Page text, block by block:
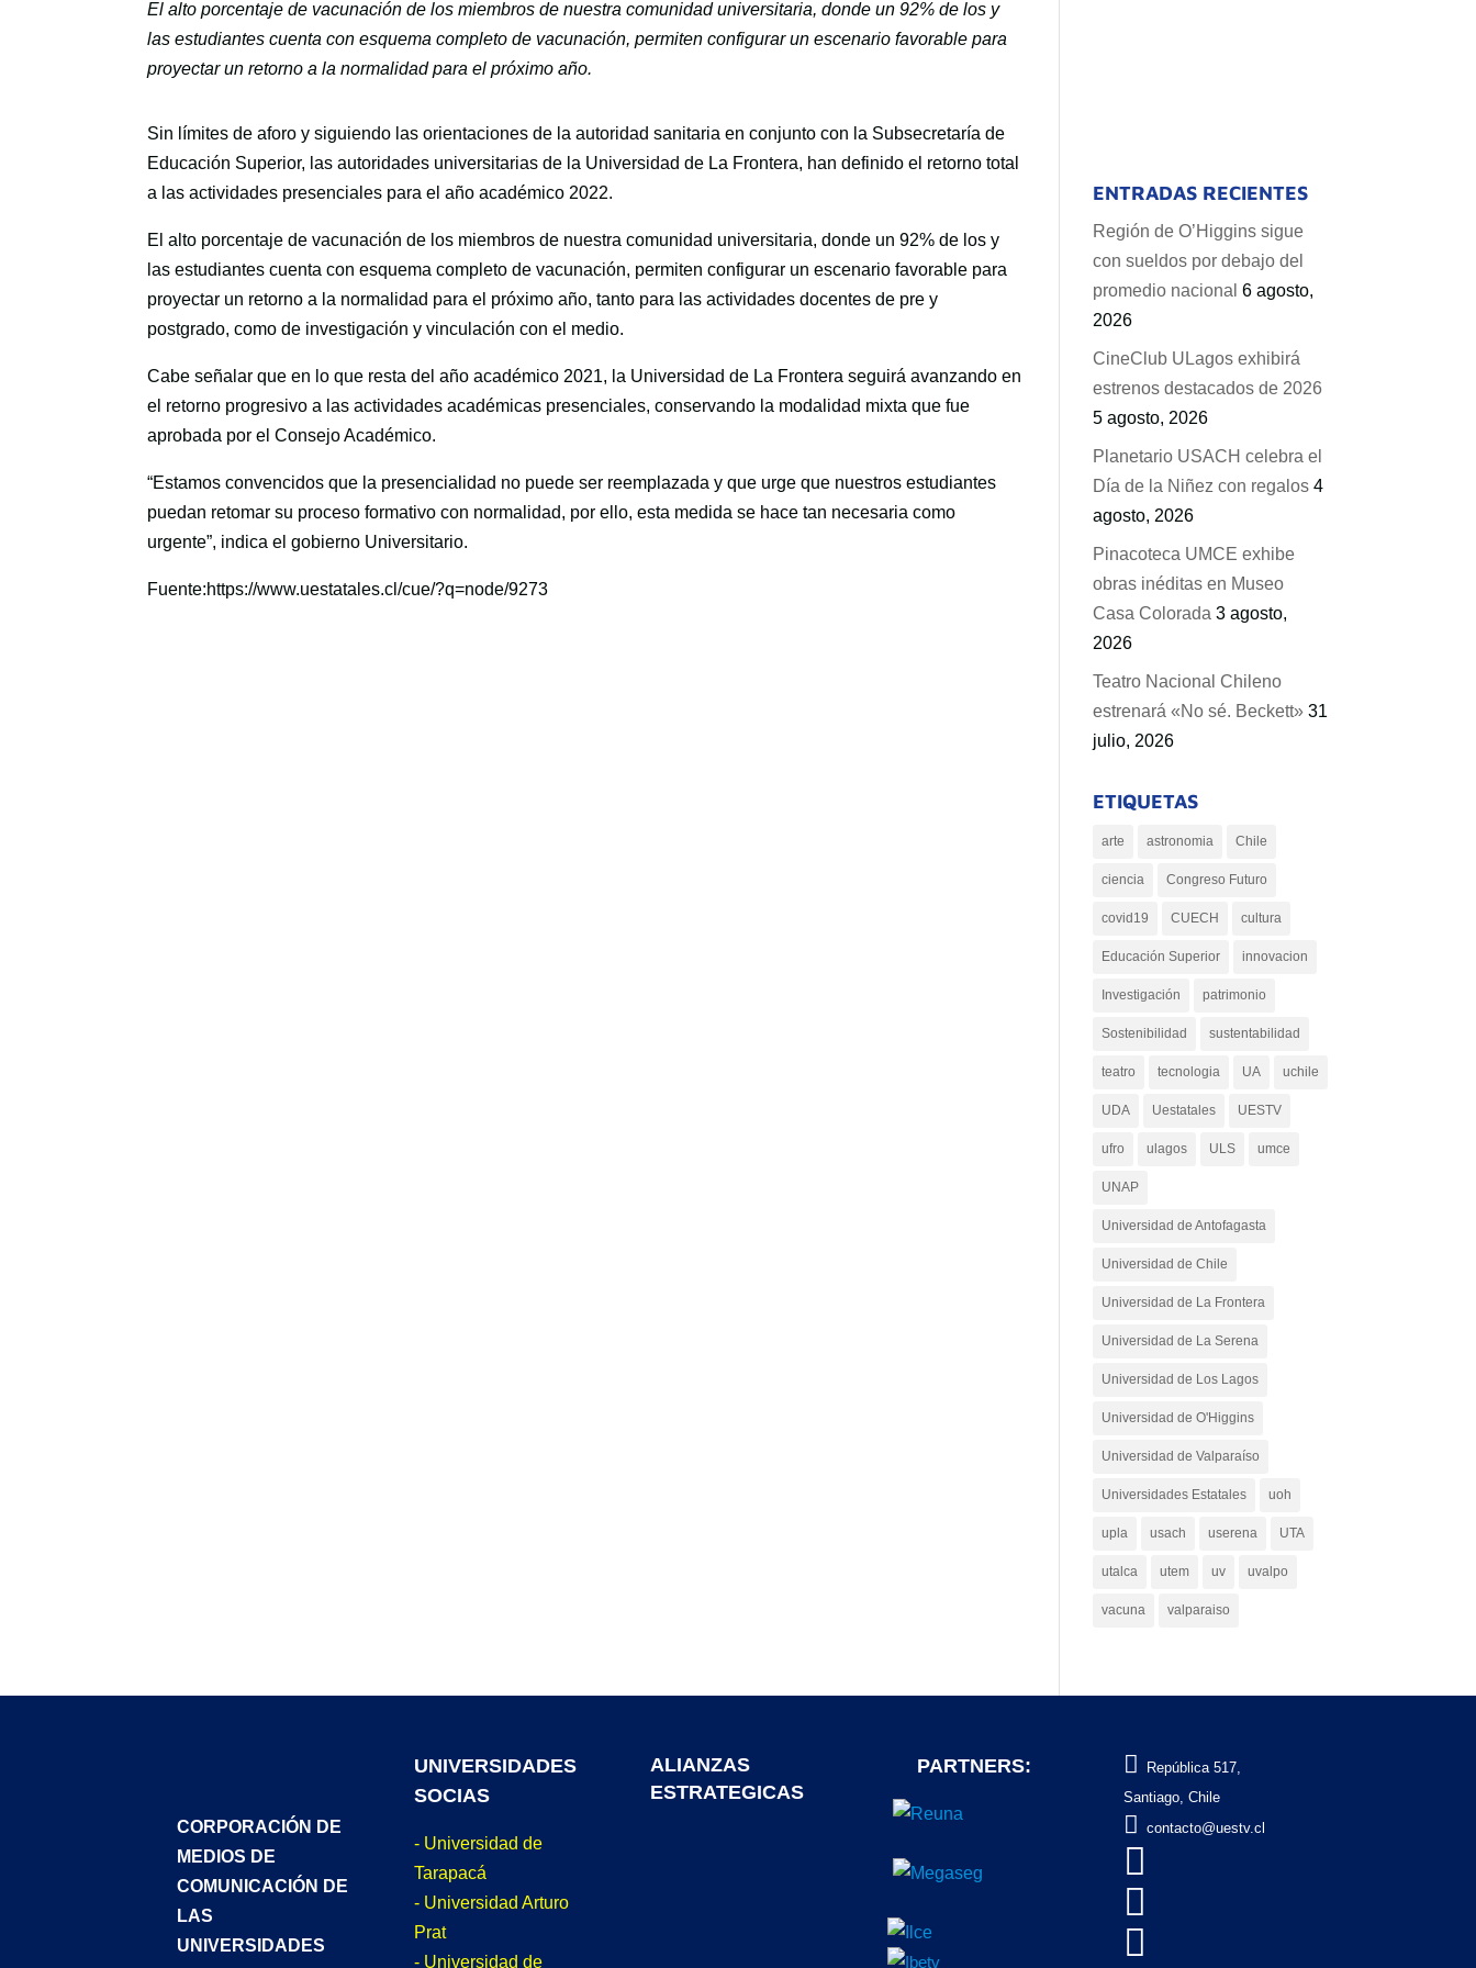
El alto porcentaje de vacunación de los miembros de nuestra comunidad universitaria, donde un 92% de los y
las estudiantes cuenta con esquema completo de vacunación, permiten configurar un escenario favorable para
proyectar un retorno a la normalidad para el próximo año.
Sin límites de aforo y siguiendo las orientaciones de la autoridad sanitaria en conjunto con la Subsecretaría de
Educación Superior, las autoridades universitarias de la Universidad de La Frontera, han definido el retorno total
a las actividades presenciales para el año académico 2022.
El alto porcentaje de vacunación de los miembros de nuestra comunidad universitaria, donde un 92% de los y
las estudiantes cuenta con esquema completo de vacunación, permiten configurar un escenario favorable para
proyectar un retorno a la normalidad para el próximo año, tanto para las actividades docentes de pre y
postgrado, como de investigación y vinculación con el medio.
Cabe señalar que en lo que resta del año académico 2021, la Universidad de La Frontera seguirá avanzando en
el retorno progresivo a las actividades académicas presenciales, conservando la modalidad mixta que fue
aprobada por el Consejo Académico.
“Estamos convencidos que la presencialidad no puede ser reemplazada y que urge que nuestros estudiantes
puedan retomar su proceso formativo con normalidad, por ello, esta medida se hace tan necesaria como
urgente”, indica el gobierno Universitario.
Fuente:https://www.uestatales.cl/cue/?q=node/9273
ENTRADAS RECIENTES
Región de O’Higgins sigue
con sueldos por debajo del
promedio nacional 6 agosto,
2026
CineClub ULagos exhibirá
estrenos destacados de 2026
5 agosto, 2026
Planetario USACH celebra el
Día de la Niñez con regalos 4
agosto, 2026
Pinacoteca UMCE exhibe
obras inéditas en Museo
Casa Colorada 3 agosto,
2026
Teatro Nacional Chileno
estrenará «No sé. Beckett» 31
julio, 2026
ETIQUETAS
arte astronomia Chile
ciencia Congreso Futuro
covid19 CUECH cultura
Educación Superior innovacion
Investigación patrimonio
Sostenibilidad sustentabilidad
teatro tecnologia UA uchile
UDA Uestatales UESTV
ufro ulagos ULS umce
UNAP
Universidad de Antofagasta
Universidad de Chile
Universidad de La Frontera
Universidad de La Serena
Universidad de Los Lagos
Universidad de O'Higgins
Universidad de Valparaíso
Universidades Estatales uoh
upla usach userena UTA
utalca utem uv uvalpo
vacuna valparaiso
CORPORACIÓN DE
MEDIOS DE
COMUNICACIÓN DE
LAS
UNIVERSIDADES
UNIVERSIDADES
SOCIAS
- Universidad de
Tarapacá
- Universidad Arturo
Prat
- Universidad de
ALIANZAS
ESTRATEGICAS
PARTNERS: 
República 517,
Santiago, Chile
 contacto@uestv.cl


